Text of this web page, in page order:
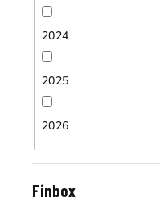
2024
2025
2026
Finbox